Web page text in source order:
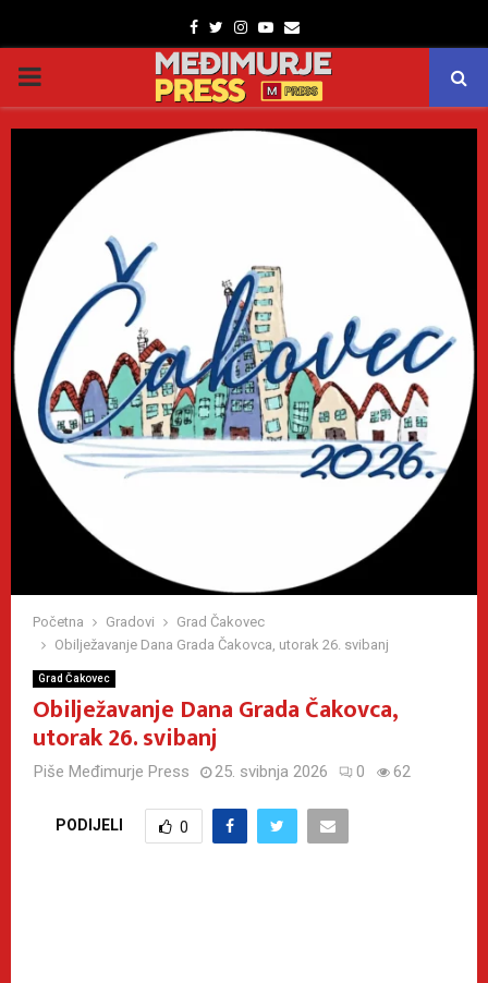
Facebook
TwitterInstagram
Youtube
Email
PRIMARY
MENU
Početna Gradovi
Grad Čakovec
Obilježavanje Dana Grada Čakovca, utorak 26. svibanj
Grad Čakovec
Obilježavanje Dana Grada Čakovca,
utorak 26. svibanj
Piše Međimurje Press 25. svibnja 2026 0 62
PODIJELI 0